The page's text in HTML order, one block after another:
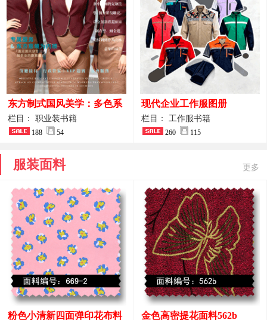
东方制式国风美学：多色系
新中式前厅管家VIP接待员
工作服合集
栏目： 职业装书籍
188 54
现代企业工作服图册
栏目： 工作服书籍
260 115
服装面料 更多
粉色小清新四面弹印花布料 金色高密提花面料562b